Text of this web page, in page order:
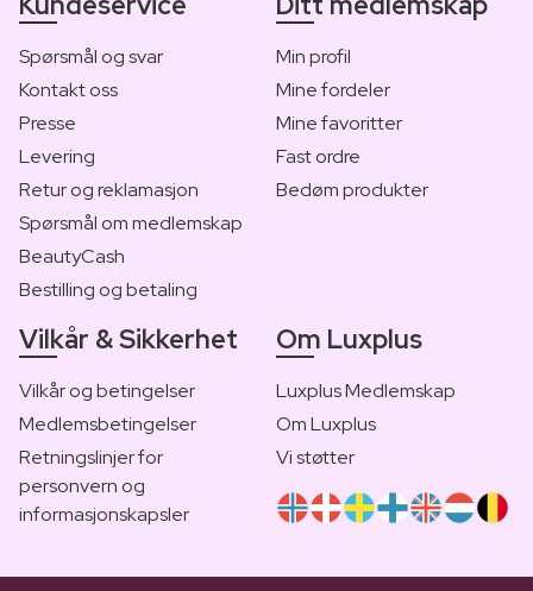
Spørsmål og svar
Kontakt oss
Presse
Levering
Retur og reklamasjon
Spørsmål om medlemskap
BeautyCash
Bestilling og betaling
Min profil
Mine fordeler
Mine favoritter
Fast ordre
Bedøm produkter
Vilkår & Sikkerhet
Vilkår og betingelser
Medlemsbetingelser
Retningslinjer for
personvern og
informasjonskapsler
Om Luxplus
Luxplus Medlemskap
Om Luxplus
Vi støtter